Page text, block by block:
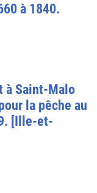
à 1840.
à Saint-Malo
la pêche au
[Ille-et-